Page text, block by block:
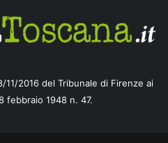
2016 del Tribunale di Firenze ai
febbraio 1948 n. 47.